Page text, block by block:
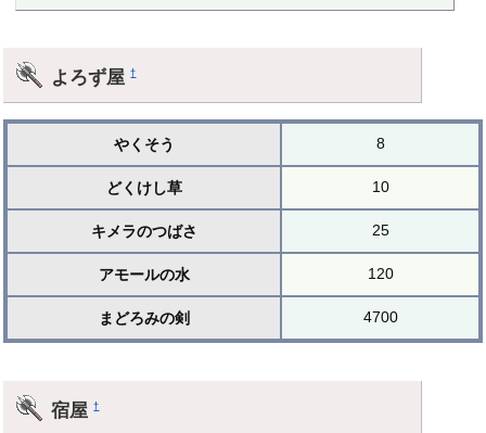
よろず屋†
やくそう 8
どくけし草 10
キメラのつばさ 25
アモールの水 120
まどろみの剣 4700
宿屋†